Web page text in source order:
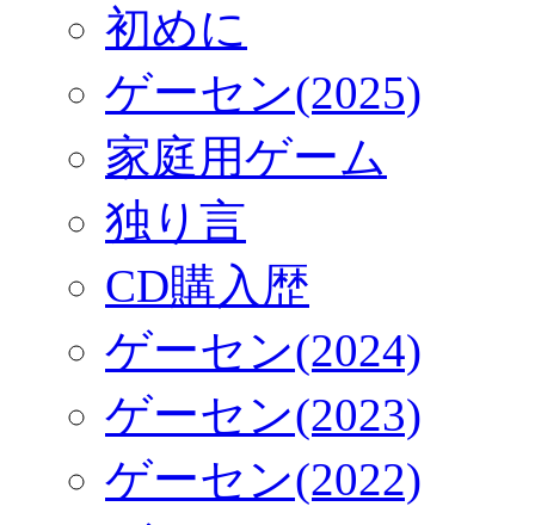
初めに
ゲーセン(2025)
家庭用ゲーム
独り言
CD購入歴
ゲーセン(2024)
ゲーセン(2023)
ゲーセン(2022)